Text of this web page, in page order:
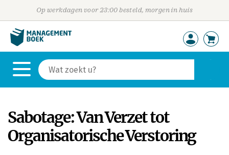
Op werkdagen voor 23:00 besteld, morgen in huis
Sabotage: Van Verzet tot
Organisatorische Verstoring